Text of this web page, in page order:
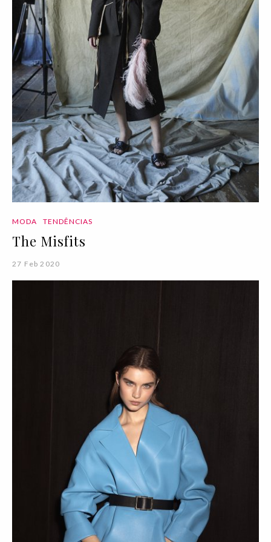
MODA TENDÊNCIAS
The Misfits
27 Feb 2020